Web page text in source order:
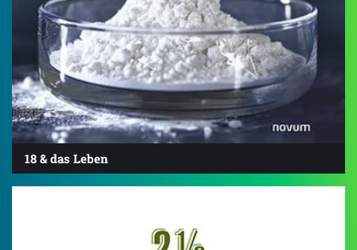
18 & das Leben